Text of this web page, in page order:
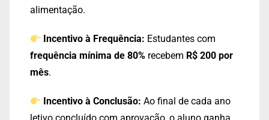
alimentação.
Incentivo à Frequência: Estudantes com
frequência mínima de 80% recebem R$ 200 por
mês.
Incentivo à Conclusão: Ao final de cada ano